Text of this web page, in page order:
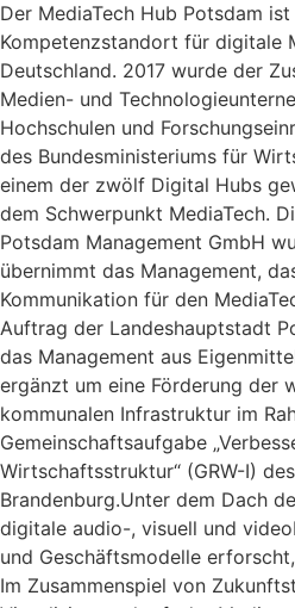
Der MediaTech Hub Potsdam
Kompetenzstandort für digitale
Deutschland. 2017 wurde der
Medien- und
Hochschulen und
des Bundesministeriums für
einem der zwölf Digital Hubs
dem Schwerpunkt MediaTech.
Potsdam Management GmbH
übernimmt das Management,
Kommunikation für den
Auftrag der Landeshauptstadt
das Management aus
ergänzt um eine Förderung der
kommunalen Infrastruktur im
Gemeinschaftsaufgabe
Wirtschaftsstruktur“ (GRW-I)
Brandenburg.Unter dem Dach
digitale audio-, visuell und
und Geschäftsmodelle
Im Zusammenspiel von